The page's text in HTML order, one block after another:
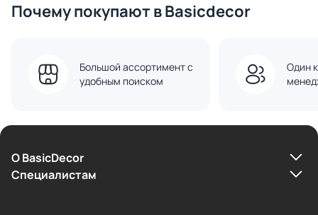
Почему покупают в Basicdecor
Большой ассортимент с
удобным поиском
Один
О BasicDecor
Cпециалистам